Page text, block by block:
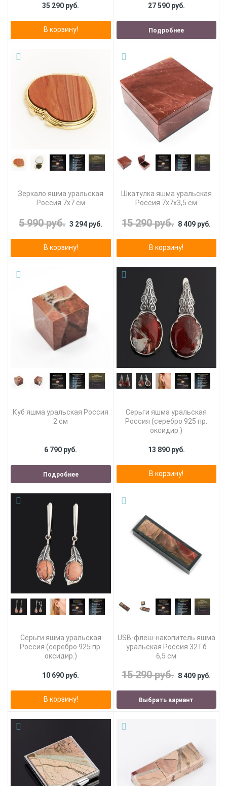
35 290 руб.
В корзину!
27 590 руб.
Подробнее
Зеркало яшма уральская
Россия 7х7 см
5 990 руб. 3 294 руб.
В корзину!
Шкатулка яшма уральская
Россия 7х7х3,5 см
15 290 руб. 8 409 руб.
В корзину!
Куб яшма уральская Россия
2 см
6 790 руб.
Подробнее
Серьги яшма уральская
Россия (серебро 925 пр.
оксидир.)
13 890 руб.
В корзину!
Серьги яшма уральская
Россия (серебро 925 пр.
оксидир.)
10 690 руб.
В корзину!
USB-флеш-накопитель яшма
уральская Россия 32 Гб
6,5 см
15 290 руб. 8 409 руб.
Выбрать вариант